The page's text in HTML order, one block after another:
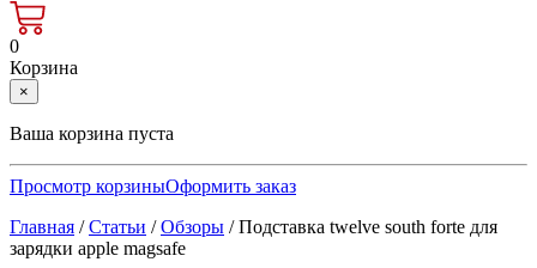
0
Корзина
×
Ваша корзина пуста
Просмотр корзиныОформить заказ
Главная /Статьи /Обзоры /Подставка twelve south forte для
зарядки apple magsafe